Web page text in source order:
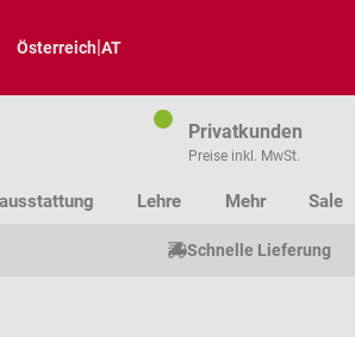
Österreich|AT
Privatkunden
Preise inkl. MwSt.
Lehre Mehr Sale
Schnelle Lieferung